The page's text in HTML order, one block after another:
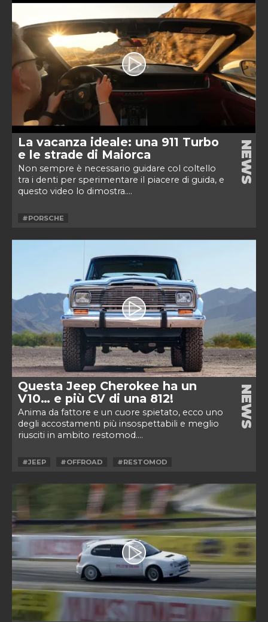
La vacanza ideale: una 911 Turbo
e le strade di Maiorca
Non sempre è necessario guidare col coltello
tra i denti per sperimentare il piacere di guida, e
questo video lo dimostra....
NEWS
#PORSCHE
Questa Jeep Cherokee ha un
V10… e più CV di una 812!
Anima da fattore e un cuore spietato, ecco uno
degli accostamenti più insospettabili e meglio
riusciti in ambito restomod....
NEWS
#JEEP #OFFROAD #RESTOMOD